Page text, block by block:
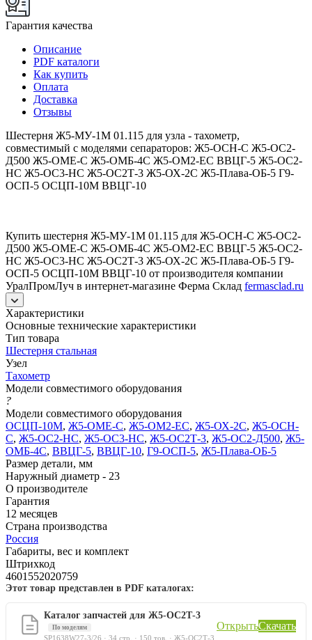
Гарантия качества
Описание
PDF каталоги
Как купить
Оплата
Доставка
Отзывы
Шестерня Ж5-МУ-1М 01.115 для узла - тахометр,
совместимый с моделями сепараторов: Ж5-ОСН-С Ж5-ОС2-
Д500 Ж5-ОМЕ-С Ж5-ОМБ-4С Ж5-ОМ2-ЕС ВВЦГ-5 Ж5-ОС2-
НС Ж5-ОС3-НС Ж5-ОС2Т-3 Ж5-ОХ-2С Ж5-Плава-ОБ-5 Г9-
ОСП-5 ОСЦП-10М ВВЦГ-10
Купить шестерня Ж5-МУ-1М 01.115 для Ж5-ОСН-С Ж5-ОС2-
Д500 Ж5-ОМЕ-С Ж5-ОМБ-4С Ж5-ОМ2-ЕС ВВЦГ-5 Ж5-ОС2-
НС Ж5-ОС3-НС Ж5-ОС2Т-3 Ж5-ОХ-2С Ж5-Плава-ОБ-5 Г9-
ОСП-5 ОСЦП-10М ВВЦГ-10 от производителя компании
УралПромЛуч в интернет-магазине Ферма Склад fermasclad.ru
Характеристики
Основные технические характеристики
Тип товара
Шестерня стальная
Узел
Тахометр
Модели совместимого оборудования
?
Модели совместимого оборудования
ОСЦП-10М, Ж5-ОМЕ-С, Ж5-ОМ2-ЕС, Ж5-ОХ-2С, Ж5-ОСН-
С, Ж5-ОС2-НС, Ж5-ОС3-НС, Ж5-ОС2Т-3, Ж5-ОС2-Д500, Ж5-
ОМБ-4С, ВВЦГ-5, ВВЦГ-10, Г9-ОСП-5, Ж5-Плава-ОБ-5
Размер детали, мм
Наружный диаметр - 23
О производителе
Гарантия
12 месяцев
Страна производства
Россия
Габариты, вес и комплект
Штрихкод
4601552020759
Этот товар представлен в PDF каталогах:
Каталог запчастей для Ж5-ОС2Т-3
По моделям
SP1638W27-3/26 · 34 стр. · 150 тов. · Ж5-ОС2Т-3
ОткрытьСкачать